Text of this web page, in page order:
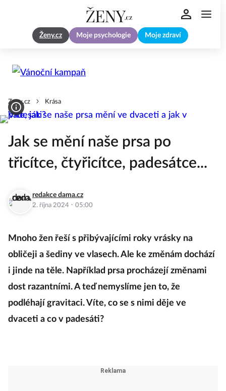
Ženy.cz Moje psychologie Moje zdraví
Zeny.cz Krása
Jak se mění naše prsa po
třicítce, čtyřicítce, padesátce...
redakce dama.cz
2. října 2024 · 05:00
Mnoho žen řeší s přibývajícími roky vrásky na
obličeji a šediny ve vlasech. Ale ke změnám dochází
i jinde na těle. Například prsa procházejí změnami
dost razantními. A teď nemyslíme jen to, že
podléhají gravitaci. Víte, co se s nimi děje ve
dvaceti a co v padesáti?